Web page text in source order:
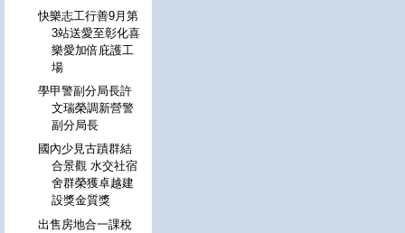
快樂志工行善9月第
3站送愛至彰化喜
樂愛加倍庇護工
場
學甲警副分局長許
文瑞榮調新營警
副分局長
國內少見古蹟群結
合景觀 水交社宿
舍群榮獲卓越建
設獎金質獎
出售房地合一課稅